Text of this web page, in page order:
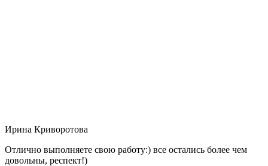
Ирина Криворотова
Отлично выполняете свою работу:) все остались более чем
довольны, респект!)